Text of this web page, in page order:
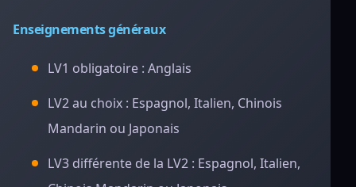
Enseignements généraux
LV1 obligatoire : Anglais
LV2 au choix : Espagnol, Italien, Chinois
Mandarin ou Japonais
LV3 différente de la LV2 : Espagnol, Italien,